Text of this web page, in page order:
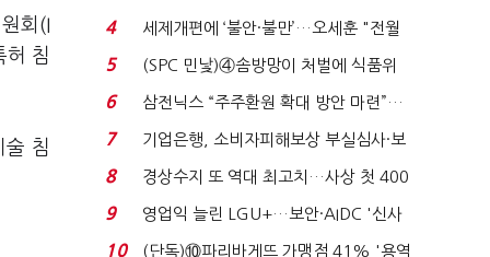
회(I
허 침
술 침
'초접전'…대통령 ...
4
세제개편에 ‘불안·불만’…오세훈 "전월
세 구하기 더 ...
5
(SPC 민낯)④솜방망이 처벌에 식품위
생법 위반 반복...
6
삼전닉스 “주주환원 확대 방안 마련”…
로이터에 성명...
7
기업은행, 소비자피해보상 부실심사·보
이스피싱 공시 ...
8
경상수지 또 역대 최고치…사상 첫 400
억달러에 '3% 성...
9
영업익 늘린 LGU+…보안·AIDC '신사
업 드라이브'...
10
(단독)⑩파리바게뜨 가맹점 41% '용역